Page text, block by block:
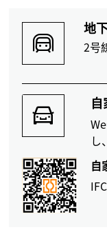
地
2号
自
し
自